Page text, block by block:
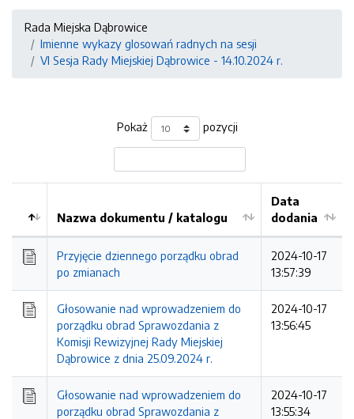
Rada Miejska Dąbrowice
Imienne wykazy glosowań radnych na sesji
VI Sesja Rady Miejskiej Dąbrowice - 14.10.2024 r.
Pokaż pozycji
Kolejność
Nazwa dokumentu / katalogu
Data
dodania
Przyjęcie dziennego porządku obrad
po zmianach
2024-10-17
13:57:39
Głosowanie nad wprowadzeniem do
porządku obrad Sprawozdania z
Komisji Rewizyjnej Rady Miejskiej
Dąbrowice z dnia 25.09.2024 r.
2024-10-17
13:56:45
Głosowanie nad wprowadzeniem do
porządku obrad Sprawozdania z
2024-10-17
13:55:34